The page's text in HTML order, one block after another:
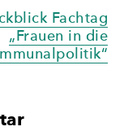
Fachtag
„Frauen in die